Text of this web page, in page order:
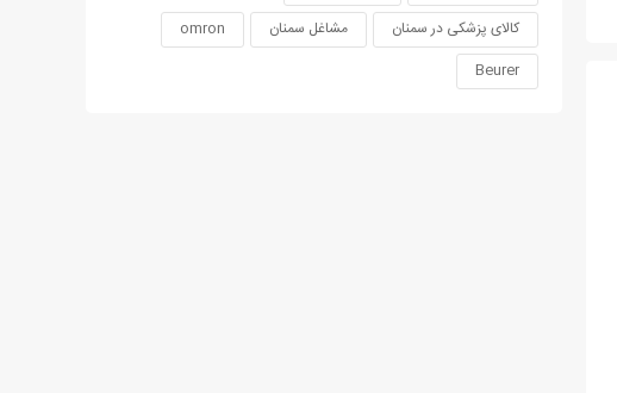
کالای پزشکی در سمنان
مشاغل سمنان
omron
Beurer